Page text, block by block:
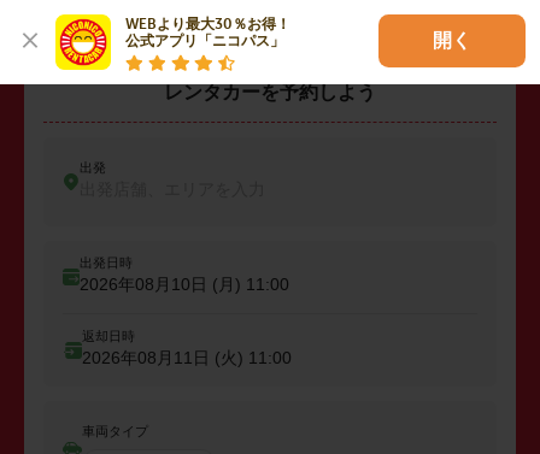
WEBより最大30％お得！
公式アプリ「ニコパス」
開く
レンタカーを予約しよう
出発
出発日時
2026年08月10日 (月) 11:00
返却日時
2026年08月11日 (火) 11:00
車両タイプ